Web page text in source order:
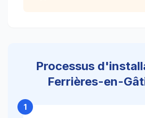
Processus
Ferrières-en-
1